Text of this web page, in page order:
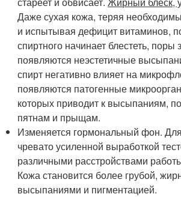
Даже сухая кожа, теряя
и испытывая дефицит витаминов,
спиртного начинает блестеть, поры
появляются неэстетичные
спирт негативно влияет на
появляются патогенные
которых приводит к высыпаниям,
пятнам и прыщам.
Изменяется гормональный фон.
чревато усиленной выработкой
различными расстройствами
Кожа становится более грубой,
высыпаниями и пигментацией.